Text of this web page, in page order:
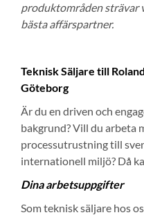
produktområden strävar
bästa affärspartner.
Teknisk Säljare till
Göteborg
Är du en driven och
bakgrund? Vill du arbeta
processutrustning till
internationell miljö? Då
Dina arbetsuppgifter
Som teknisk säljare hos